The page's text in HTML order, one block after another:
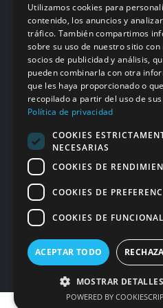
RMA y
© 2026
Utilizamos cookies para
contenido, los anuncios y
tráfico. También compartimos
sobre su uso de nuestro sitio con
socios de publicidad y análisis,
pueden combinarla con otra
que les haya proporcionado o
recopilado a partir del uso de
Política de privacidad
COOKIES
NECESARIAS
COOKIES DE
COOKIES DE
COOKIES DE
ACEPTAR TODO
MOSTRAR DETALLES
POWERED BY